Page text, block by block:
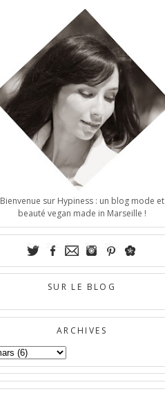
Bienvenue sur Hypiness : un blog mode et
beauté vegan made in Marseille !
SUR LE BLOG
ARCHIVES